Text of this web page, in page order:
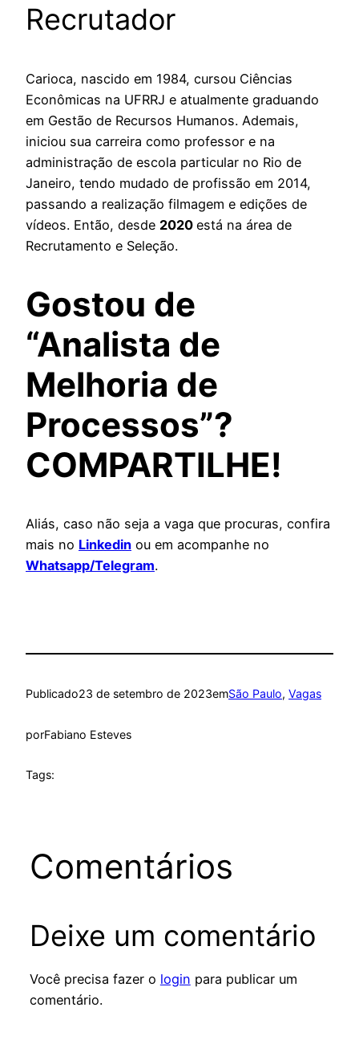
Recrutador
Carioca, nascido em 1984, cursou Ciências
Econômicas na UFRRJ e atualmente graduando
em Gestão de Recursos Humanos. Ademais,
iniciou sua carreira como professor e na
administração de escola particular no Rio de
Janeiro, tendo mudado de profissão em 2014,
passando a realização filmagem e edições de
vídeos. Então, desde 2020 está na área de
Recrutamento e Seleção.
Gostou de
“Analista de
Melhoria de
Processos”?
COMPARTILHE!
Aliás, caso não seja a vaga que procuras, confira
mais no Linkedin ou em acompanhe no
Whatsapp/Telegram.
Publicado23 de setembro de 2023emSão Paulo, Vagas
porFabiano Esteves
Tags:
Comentários
Deixe um comentário
Você precisa fazer o login para publicar um
comentário.